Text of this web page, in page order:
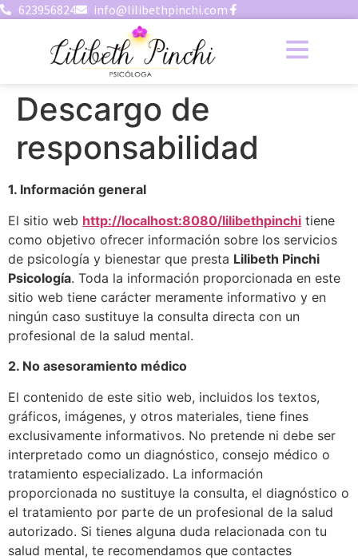
623956824 info@lilibethpinchi.com
Descargo de
responsabilidad
1. Información general
El sitio web http://localhost:8080/lilibethpinchi tiene
como objetivo ofrecer información sobre los servicios
de psicología y bienestar que presta Lilibeth Pinchi
Psicología. Toda la información proporcionada en este
sitio web tiene carácter meramente informativo y en
ningún caso sustituye la consulta directa con un
profesional de la salud mental.
2. No asesoramiento médico
El contenido de este sitio web, incluidos los textos,
gráficos, imágenes, y otros materiales, tiene fines
exclusivamente informativos. No pretende ni debe ser
interpretado como un diagnóstico, consejo médico o
tratamiento especializado. La información
proporcionada no sustituye la consulta, el diagnóstico o
el tratamiento por parte de un profesional de la salud
autorizado. Si tienes alguna duda relacionada con tu
salud mental, te recomendamos que contactes